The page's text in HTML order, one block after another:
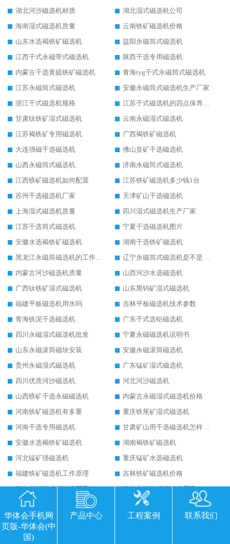
湖北河沙磁选机材质
湖北湿式磁选机公司
海南湿式磁选机质量
云南铁矿磁选机价格
山东水选褐铁矿磁选机
益阳永磁筒式磁选机
江西干式永磁带式磁选机
陕西干选专用磁选机
内蒙古干选黄硫铁矿磁选机
青海tyg干式永磁筒式磁选机
江苏永磁筒式磁选机
安徽永磁筒式磁选机生产厂家
浙江干式磁选机规格
江苏干式磁选机的四点保养秘籍
甘肃钛铁矿湿式磁选机
云南永磁湿式磁选机
江苏褐铁矿专用磁选机
广西褐铁矿磁选机
大连强磁干选磁选机
佛山贫矿干选磁选机
山西永磁筒式磁选机
济南永磁筒式磁选机
江西铁矿磁选机如何配置
江苏铁矿磁选机多少钱1台
苏州干选磁选机厂家
天津矿山干选磁选机
上海湿式磁选机质量
四川湿式磁选机生产厂家
江苏干选筒式磁选机
宁夏干选磁选机图片
安徽水选褐铁矿磁选机
湖南干选铁矿磁选机
黑龙江永磁筒磁选机的工作原理
辽宁永磁筒式磁选机是不是强磁
内蒙古河沙磁选机质量
山西河沙水选磁选机
广西钛铁矿湿式磁选机
山东黑钨矿湿式磁选机
福建平板磁选机用水吗
吉林平板磁选机技术参数
青海铁泥干选磁选机
广东干式选铝磁选机
四川永磁湿式磁选机批发
宁夏永磁磁选机说明书
山东永磁滚筒磁块安装
安徽永磁滚筒磁选机
贵州永磁湿式磁选机
广东锰矿湿式磁选机
四川优质河沙磁选机
河北河沙磁选机
山西铁矿干选永磁磁选机
内蒙古永磁湿式磁选机价格
河南铁矿磁选机有多重
重庆铁尾矿湿式磁选机
河南干选专用磁选机
甘肃矿山用干选磁选机怎样调磁
安徽水选褐铁矿磁选机
湖南褐铁矿磁选机
河北锰矿强磁选机
重庆锰矿水选磁选机
福建铁矿磁选机工作原理
吉林铁矿磁选机价格
云南永磁筒式磁选机厂家
云南永磁筒式磁选机厂家
云南永磁筒式磁选机厂家
云南永磁筒式磁选机厂家
云南永磁筒式磁选机厂家
云南永磁筒式磁选机厂家
四川永磁湿式磁选机
华体会手机网
页版-华体会(中
国)
产品中心 工程案例 联系我们